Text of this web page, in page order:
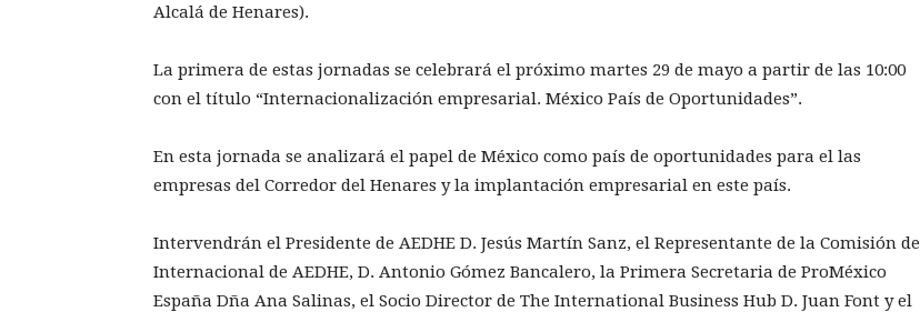
Alcalá de Henares).
La primera de estas jornadas se celebrará el próximo martes 29 de mayo a partir de las 10:00
con el título “Internacionalización empresarial. México País de Oportunidades”.
En esta jornada se analizará el papel de México como país de oportunidades para el las
empresas del Corredor del Henares y la implantación empresarial en este país.
Intervendrán el Presidente de AEDHE D. Jesús Martín Sanz, el Representante de la Comisión de
Internacional de AEDHE, D. Antonio Gómez Bancalero, la Primera Secretaria de ProMéxico
España Dña Ana Salinas, el Socio Director de The International Business Hub D. Juan Font y el